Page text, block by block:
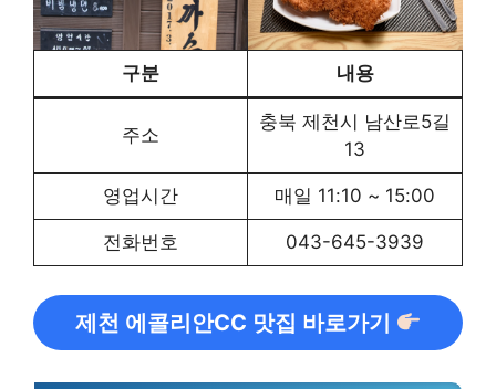
구분 내용
주소
충북 제천시 남산로5길
13
영업시간 매일 11:10 ~ 15:00
전화번호 043-645-3939
제천 에콜리안CC 맛집 바로가기